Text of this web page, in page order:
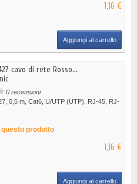
1,16 €
Aggiungi al carrello
cavo di rete Rosso...
0 recensioni
0,5 m, Cat6, U/UTP (UTP), RJ-45, RJ-
questo prodotto
1,16 €
Aggiungi al carrello